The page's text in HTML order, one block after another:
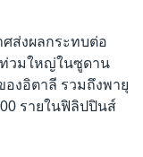
ส่งผลกระทบต่อ
วมใหญ่ในซูดาน
องอิตาลี รวมถึงพายุ
รายในฟิลิปปินส์